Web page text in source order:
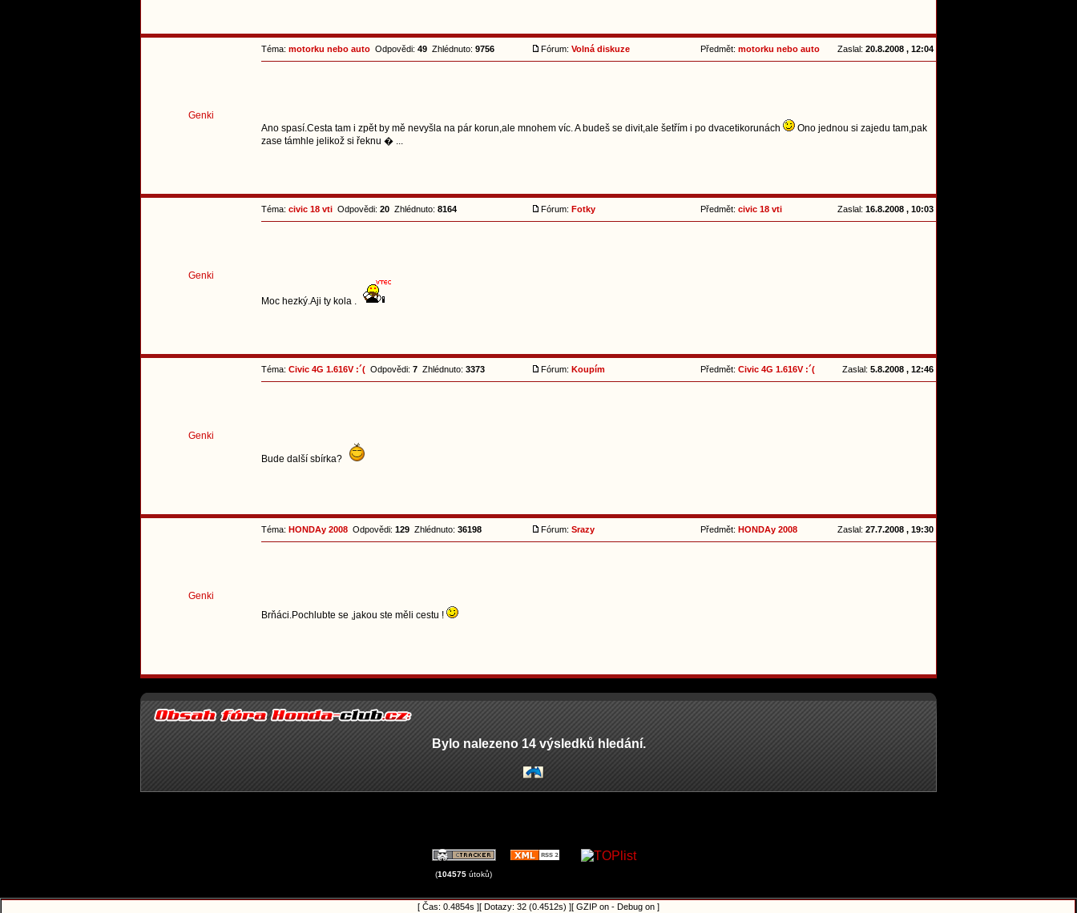
Genki
Téma: motorku nebo auto Odpovědi: 49 Zhlédnuto: 9756 Fórum: Volná diskuze Předmět: motorku nebo auto Zaslal: 20.8.2008 , 12:04
Ano spasí.Cesta tam i zpět by mě nevyšla na pár korun,ale mnohem víc. A budeš se divit,ale šetřím i po dvacetikorunách
Ono jednou si zajedu tam,pak
zase támhle jelikož si řeknu � ...
Genki
Téma: civic 18 vti Odpovědi: 20 Zhlédnuto: 8164 Fórum: Fotky Předmět: civic 18 vti Zaslal: 16.8.2008 , 10:03
Moc hezký.Aji ty kola .
Genki
Téma: Civic 4G 1.616V :´( Odpovědi: 7 Zhlédnuto: 3373 Fórum: Koupím Předmět: Civic 4G 1.616V :´( Zaslal: 5.8.2008 , 12:46
Bude další sbírka?
Genki
Téma: HONDAy 2008 Odpovědi: 129 Zhlédnuto: 36198 Fórum: Srazy Předmět: HONDAy 2008 Zaslal: 27.7.2008 , 19:30
Brňáci.Pochlubte se ,jakou ste měli cestu !
Bylo nalezeno 14 výsledků hledání.
(104575 útoků)
[ Čas: 0.4854s ][ Dotazy: 32 (0.4512s) ][ GZIP on - Debug on ]